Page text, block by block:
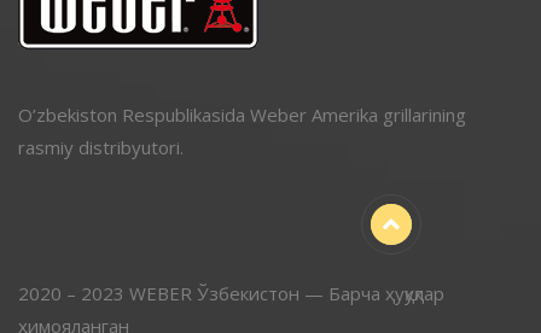
O’zbekiston Respublikasida Weber Amerika grillarining
rasmiy distribyutori.
2020 – 2023 WEBER Ўзбекистон — Барча ҳуқуқлар
ҳимояланган